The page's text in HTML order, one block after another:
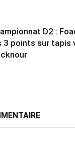
D2 :
3 points sur tapis